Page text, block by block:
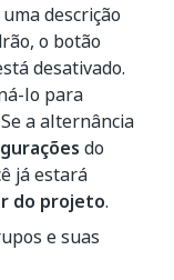
descrição
o botão
desativado.
lo para
a alternância
do
já estará
do projeto.
e suas